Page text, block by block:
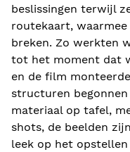
beslissingen terwijl
routekaart,
breken. Zo werkten
tot het moment dat
en de film
structuren
materiaal op tafel,
shots, de beelden
leek op het